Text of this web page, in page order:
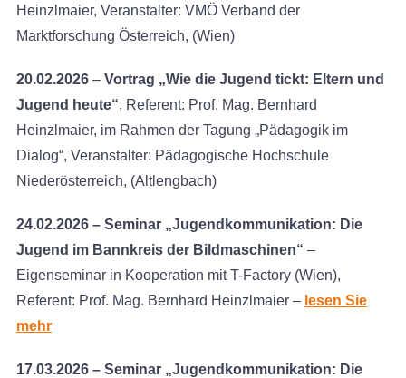
Heinzlmaier, Veranstalter: VMÖ Verband der
Marktforschung Österreich, (Wien)
20.02.2026– Vortrag „Wie die Jugend tickt: Eltern und
Jugend heute“, Referent: Prof. Mag. Bernhard
Heinzlmaier, im Rahmen der Tagung „Pädagogik im
Dialog“, Veranstalter: Pädagogische Hochschule
Niederösterreich, (Altlengbach)
24.02.2026 – Seminar „Jugendkommunikation: Die
Jugend im Bannkreis der Bildmaschinen“ –
Eigenseminar in Kooperation mit T-Factory (Wien),
Referent: Prof. Mag. Bernhard Heinzlmaier – lesen Sie
mehr
17.03.2026 – Seminar „Jugendkommunikation: Die